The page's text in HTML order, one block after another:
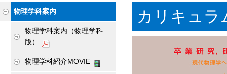
物理学科案内
物理学科案内（物理学科
版）
物理学科紹介MOVIE
カリキュラ